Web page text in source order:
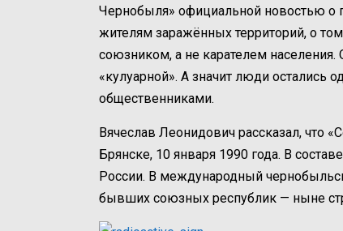
Чернобыля» официальной новостью о
жителям заражённых территорий, о
союзником, а не карателем населения.
«кулуарной». А значит люди остались
общественниками.
Вячеслав Леонидович рассказал, что
Брянске, 10 января 1990 года. В
России. В международный
бывших союзных республик — ныне